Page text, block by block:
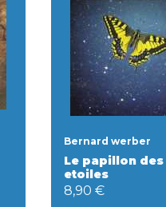
Bernard werber
Le papillon des
etoiles
8,90 €